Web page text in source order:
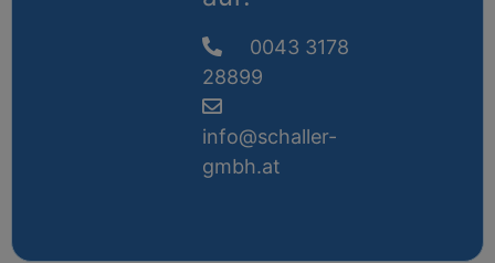
0043 3178
28899
info@schaller-
gmbh.at